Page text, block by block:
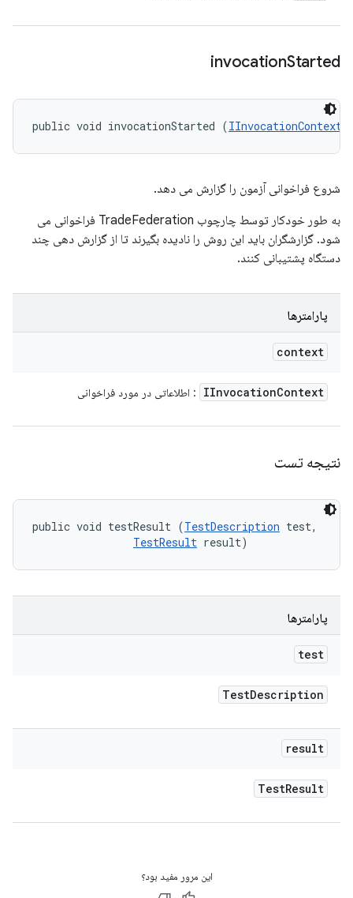
invocationStarted
public void invocationStarted (IInvocationContext
شروع فراخوانی آزمون را گزارش می دهد.
به طور خودکار توسط چارچوب TradeFederation فراخوانی می
شود. گزارشگران باید این روش را نادیده بگیرند تا از گزارش دهی چند
دستگاه پشتیبانی کنند.
پارامترها
context
IInvocationContext : اطلاعاتی در مورد فراخوانی
نتیجه تست
public void testResult (TestDescription test,
TestResult result)
پارامترها
test
TestDescription
result
TestResult
این مرور مفید بود؟